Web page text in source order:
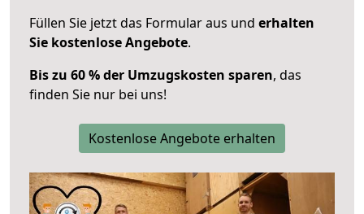
Füllen Sie jetzt das Formular aus und erhalten
Sie kostenlose Angebote.
Bis zu 60 % der Umzugskosten sparen, das
finden Sie nur bei uns!
Kostenlose Angebote erhalten